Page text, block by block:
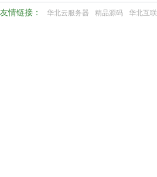
友情链接： 华北云服务器 精品源码 华北互联